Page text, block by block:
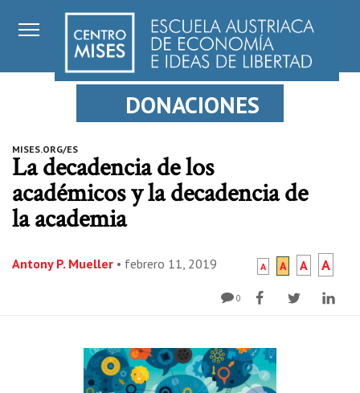
DONACIONES
MISES.ORG/ES
La decadencia de los
académicos y la decadencia de
la academia
Antony P. Mueller • febrero 11, 2019 A A A A
0